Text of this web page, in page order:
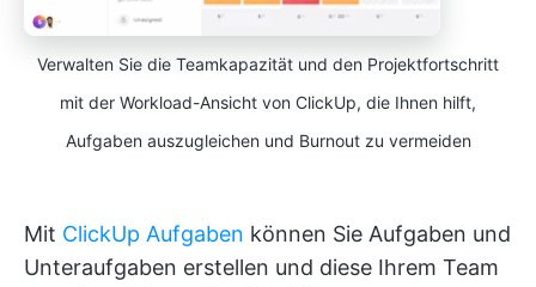
Verwalten Sie die Teamkapazität und den Projektfortschritt
mit der Workload-Ansicht von ClickUp, die Ihnen hilft,
Aufgaben auszugleichen und Burnout zu vermeiden
Mit ClickUp Aufgaben können Sie Aufgaben und
Unteraufgaben erstellen und diese Ihrem Team